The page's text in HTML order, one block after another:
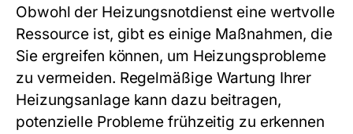
Obwohl der Heizungsnotdienst eine wertvolle
Ressource ist, gibt es einige Maßnahmen, die
Sie ergreifen können, um Heizungsprobleme
zu vermeiden. Regelmäßige Wartung Ihrer
Heizungsanlage kann dazu beitragen,
potenzielle Probleme frühzeitig zu erkennen